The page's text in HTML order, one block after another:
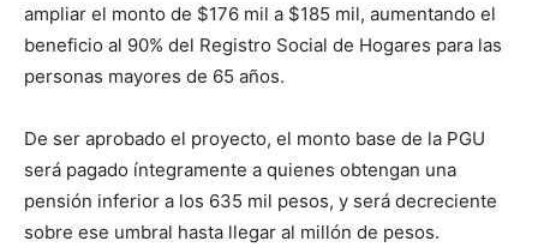
ampliar el monto de $176 mil a $185 mil, aumentando el
beneficio al 90% del Registro Social de Hogares para las
personas mayores de 65 años.
De ser aprobado el proyecto, el monto base de la PGU
será pagado íntegramente a quienes obtengan una
pensión inferior a los 635 mil pesos, y será decreciente
sobre ese umbral hasta llegar al millón de pesos.